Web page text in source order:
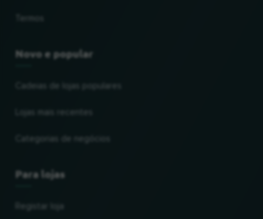
Novo e popular
Cadeias de lojas populares
Lojas mais recentes
Para lojas
Registar loja